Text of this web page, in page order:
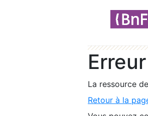
Erreur
La ressource
Retour à la